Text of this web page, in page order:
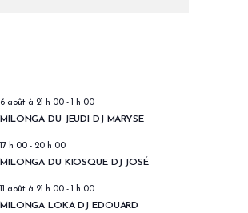
6 août à 21 h 00 - 1 h 00
MILONGA DU JEUDI DJ MARYSE
17 h 00 - 20 h 00
MILONGA DU KIOSQUE DJ JOSÉ
11 août à 21 h 00 - 1 h 00
MILONGA LOKA DJ EDOUARD